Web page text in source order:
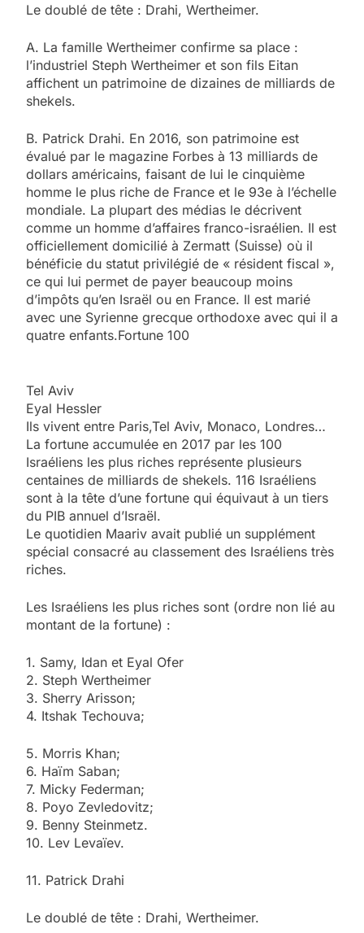
Le doublé de tête : Drahi, Wertheimer.
A. La famille Wertheimer confirme sa place :
l’industriel Steph Wertheimer et son fils Eitan
affichent un patrimoine de dizaines de milliards de
shekels.
B. Patrick Drahi. En 2016, son patrimoine est
évalué par le magazine Forbes à 13 milliards de
dollars américains, faisant de lui le cinquième
homme le plus riche de France et le 93e à l’échelle
mondiale. La plupart des médias le décrivent
comme un homme d’affaires franco-israélien. Il est
officiellement domicilié à Zermatt (Suisse) où il
bénéficie du statut privilégié de « résident fiscal »,
ce qui lui permet de payer beaucoup moins
d’impôts qu’en Israël ou en France. Il est marié
avec une Syrienne grecque orthodoxe avec qui il a
quatre enfants.Fortune 100
Tel Aviv
Eyal Hessler
Ils vivent entre Paris,Tel Aviv, Monaco, Londres…
La fortune accumulée en 2017 par les 100
Israéliens les plus riches représente plusieurs
centaines de milliards de shekels. 116 Israéliens
sont à la tête d’une fortune qui équivaut à un tiers
du PIB annuel d’Israël.
Le quotidien Maariv avait publié un supplément
spécial consacré au classement des Israéliens très
riches.
Les Israéliens les plus riches sont (ordre non lié au
montant de la fortune) :
1. Samy, Idan et Eyal Ofer
2. Steph Wertheimer
3. Sherry Arisson;
4. Itshak Techouva;
5. Morris Khan;
6. Haïm Saban;
7. Micky Federman;
8. Poyo Zevledovitz;
9. Benny Steinmetz.
10. Lev Levaïev.
11. Patrick Drahi
Le doublé de tête : Drahi, Wertheimer.